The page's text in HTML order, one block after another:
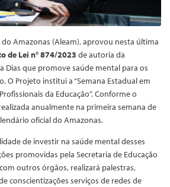
Amazonas (Aleam), aprovou nesta última
de Lei n° 874/2023 de autoria da
Dias que promove saúde mental para os
O Projeto institui a “Semana Estadual em
da Educação”. Conforme o
anualmente na primeira semana de
oficial do Amazonas.
de investir na saúde mental desses
promovidas pela Secretaria de Educação
outros órgãos, realizará palestras,
conscientizações serviços de redes de